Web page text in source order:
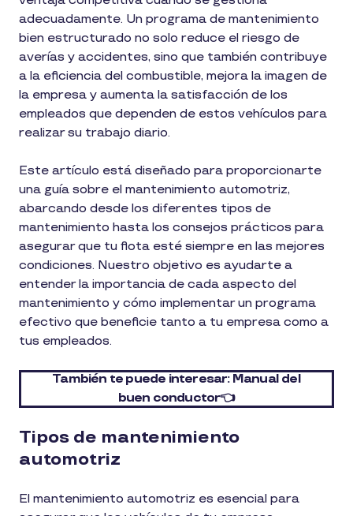
adecuadamente. Un programa de mantenimiento
bien estructurado no solo reduce el riesgo de
averías y accidentes, sino que también contribuye
a la eficiencia del combustible, mejora la imagen de
la empresa y aumenta la satisfacción de los
empleados que dependen de estos vehículos para
realizar su trabajo diario.
Este artículo está diseñado para proporcionarte
una guía sobre el mantenimiento automotriz,
abarcando desde los diferentes tipos de
mantenimiento hasta los consejos prácticos para
asegurar que tu flota esté siempre en las mejores
condiciones. Nuestro objetivo es ayudarte a
entender la importancia de cada aspecto del
mantenimiento y cómo implementar un programa
efectivo que beneficie tanto a tu empresa como a
tus empleados.
También te puede interesar: Manual del
buen conductor👈
Tipos de mantenimiento
automotriz
El mantenimiento automotriz es esencial para